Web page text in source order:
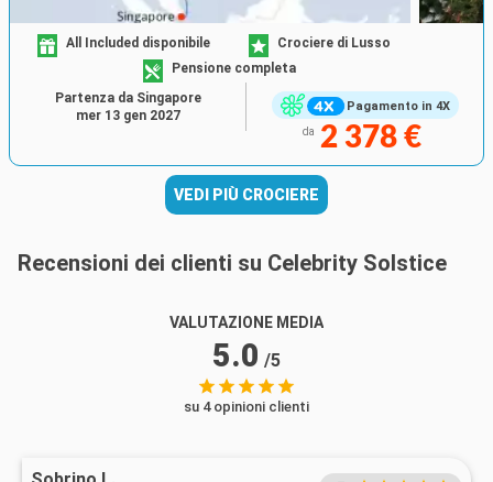
Pagamento in 4X
All Included disponibile
Crociere di Lusso
Pensione completa
da 2 378 €
Partenza da Singapore
mer 13 gen 2027
VEDI PIÙ CROCIERE
Recensioni dei clienti su Celebrity Solstice
VALUTAZIONE MEDIA
5.0 /5
su 4 opinioni clienti